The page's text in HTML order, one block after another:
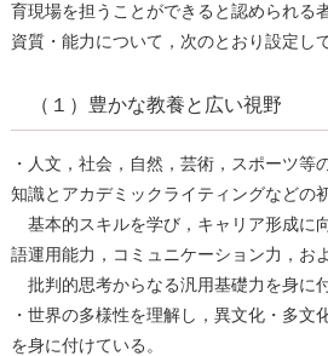
育現場を担うことができると認められる
資質・能⼒について，次のとおり設定し
（１）豊かな教養と広い視野
・⼈⽂，社会，⾃然，芸術，スポーツ等
知識とアカデミックライティングなどの
基本的スキルを学び，キャリア形成に
語運⽤能⼒，コミュニケーション⼒，お
批判的思考からなる汎⽤基礎⼒を⾝に
・世界の多様性を理解し，異⽂化・多⽂
を⾝に付けている。